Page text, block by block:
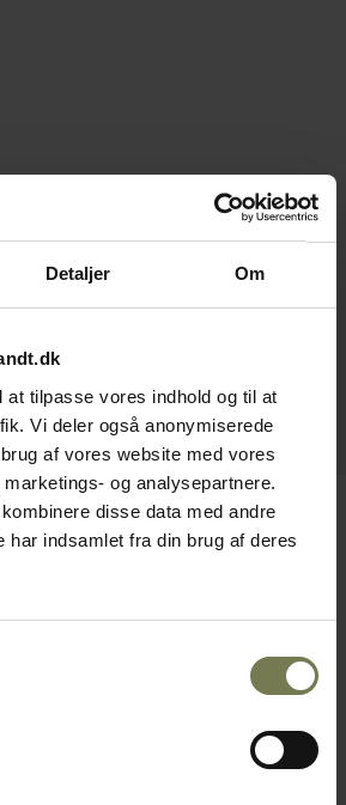
Detaljer Om
at tilpasse vores indhold og til at
Vi deler også anonymiserede
af vores website med vores
og analysepartnere.
disse data med andre
har indsamlet fra din brug af deres